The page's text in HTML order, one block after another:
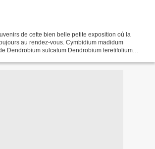
de cette bien belle petite exposition où la
au rendez-vous. Cymbidium madidum
Dendrobium sulcatum Dendrobium teretifolium